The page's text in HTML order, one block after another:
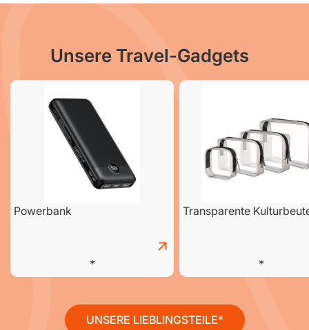
Unsere Travel-Gadgets
Powerbank Transparente
UNSERE LIEBLINGSTEILE